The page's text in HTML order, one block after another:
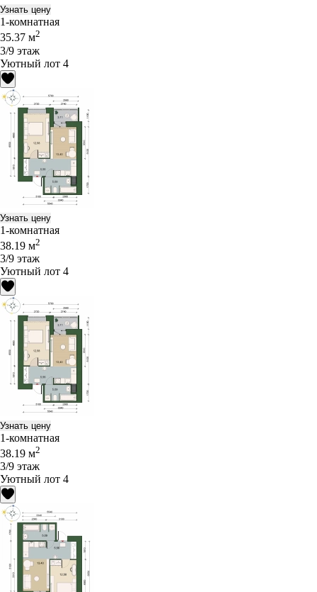
Узнать цену
1-комнатная
35.37 м2
3/9 этаж
Уютный лот 4
Узнать цену
1-комнатная
38.19 м2
3/9 этаж
Уютный лот 4
Узнать цену
1-комнатная
38.19 м2
3/9 этаж
Уютный лот 4